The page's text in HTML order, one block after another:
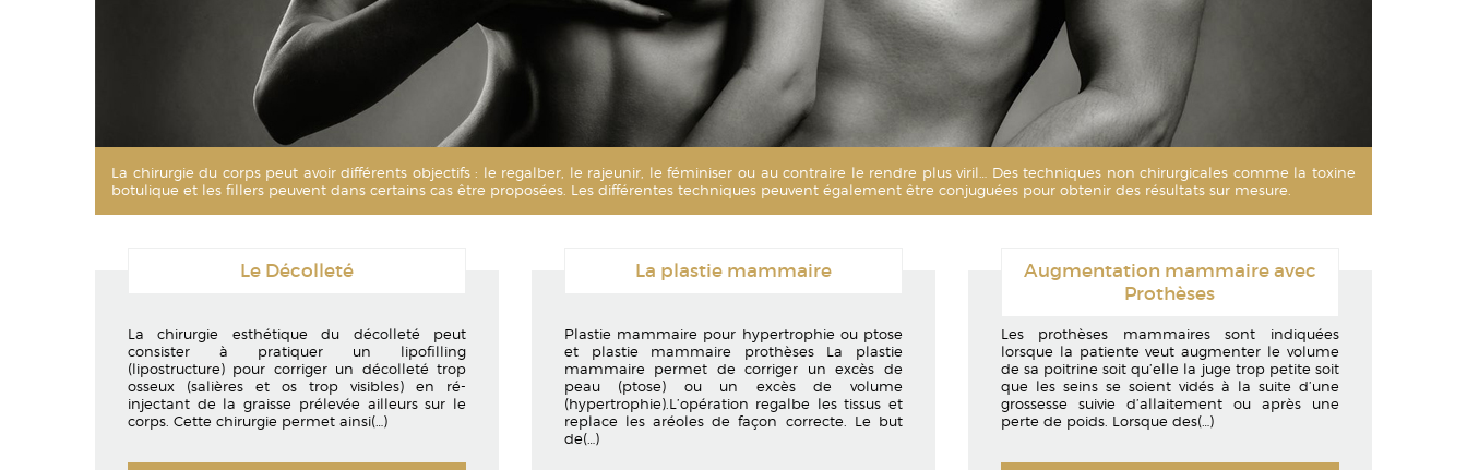
Les chevilles
La chirurgie du corps peut avoir différents objectifs : le regalber, le rajeunir, le féminiser ou au contraire le rendre plus viril… Des techniques non chirurgicales comme la toxine
botulique et les fillers peuvent dans certains cas être proposées. Les différentes techniques peuvent également être conjuguées pour obtenir des résultats sur mesure.
Le Décolleté
La chirurgie esthétique du décolleté peut
consister à pratiquer un lipofilling
(lipostructure) pour corriger un décolleté trop
osseux (salières et os trop visibles) en ré-
injectant de la graisse prélevée ailleurs sur le
corps. Cette chirurgie permet ainsi(…)
La plastie mammaire
Plastie mammaire pour hypertrophie ou ptose
et plastie mammaire prothèses La plastie
mammaire permet de corriger un excès de
peau (ptose) ou un excès de volume
(hypertrophie).L’opération regalbe les tissus et
replace les aréoles de façon correcte. Le but
de(…)
Augmentation mammaire avec
Prothèses
Les prothèses mammaires sont indiquées
lorsque la patiente veut augmenter le volume
de sa poitrine soit qu’elle la juge trop petite soit
que les seins se soient vidés à la suite d’une
grossesse suivie d’allaitement ou après une
perte de poids. Lorsque des(…)